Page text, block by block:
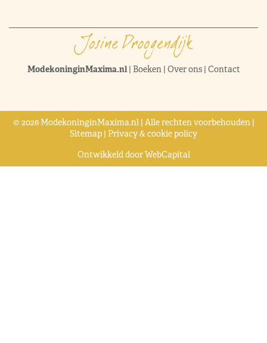
ModekoninginMaxima.nl| Boeken| Over ons| Contact
© 2026 ModekoninginMaxima.nl | Alle rechten voorbehouden |
Sitemap | Privacy & cookie policy
Ontwikkeld doorWebCapital